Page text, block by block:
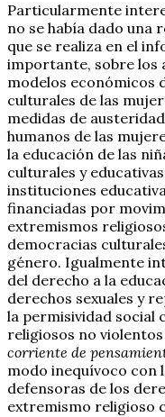
Particularmente
no se había dado una
que se realiza en el
importante, sobre los
modelos económicos
culturales de las
medidas de
humanos de las
la educación de las
culturales y
instituciones
financiadas por
extremismos
democracias
género. Igualmente
del derecho a la
derechos sexuales y
la permisividad social
religiosos no
corriente de
modo inequívoco con
defensoras de los
extremismo religioso